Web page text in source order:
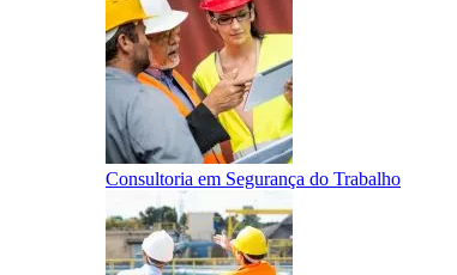
Consultoria em Segurança do Trabalho